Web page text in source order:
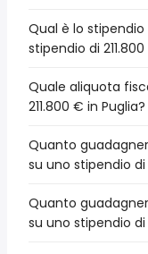
Qual è lo
stipendio di
Quale aliquota
211.800 € in Puglia?
Quanto
su uno stipendio di
Quanto
su uno stipendio di